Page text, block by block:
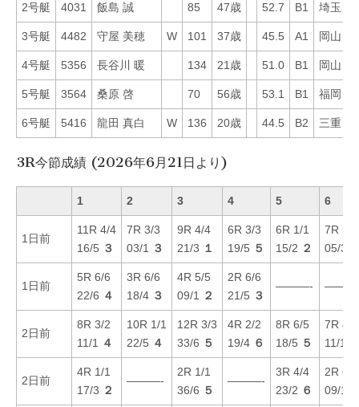
2号艇 4031 飯島 誠 85 47歳 52.7 B1 埼玉
3号艇 4482 守屋 美穂 W 101 37歳 45.5 A1 岡山
4号艇 5356 長谷川 暖 134 21歳 51.0 B1 岡山
5号艇 3564 桑原 啓 70 56歳 53.1 B1 福岡
6号艇 5416 龍田 真白 W 136 20歳 44.5 B2 三重
3R今節成績 (2026年6月21日より)
1 2 3 4 5 6
1日前
11R 4/4
16/5 ３
7R 3/3
03/1
３
9R 4/4
21/3 １
6R 3/3
19/5 ５
6R 1/1
15/2 ２
7R 5/5
05/3
1日前
5R 6/6
22/6 ４
3R 6/6
18/4 ３
4R 5/5
09/1
２
2R 6/6
21/5 ３
———-
2日前
8R 3/2
11/1
４
10R 1/1
22/5 ４
12R 3/3
33/6 ５
4R 2/2
19/4 ６
8R 6/5
18/5 ５
7R 4/6
11/1
2日前
4R 1/1
17/3 ２
———-
2R 1/1
36/6 ５
———-
3R 4/4
23/2 ６
2R 6/6
09/1